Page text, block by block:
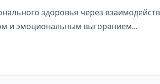
здоровья через
и эмоциональным выгоранием...